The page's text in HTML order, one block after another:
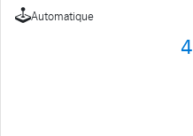
Automatique